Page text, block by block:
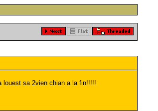
louest sa 2vien chian a la fin!!!!!